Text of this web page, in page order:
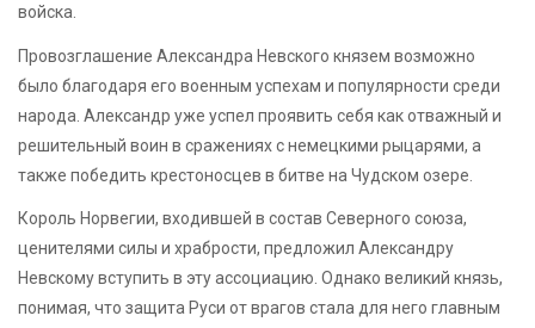
войска.
Провозглашение Александра Невского князем возможно
было благодаря его военным успехам и популярности среди
народа. Александр уже успел проявить себя как отважный и
решительный воин в сражениях с немецкими рыцарями, а
также победить крестоносцев в битве на Чудском озере.
Король Норвегии, входившей в состав Северного союза,
ценителями силы и храбрости, предложил Александру
Невскому вступить в эту ассоциацию. Однако великий князь,
понимая, что защита Руси от врагов стала для него главным